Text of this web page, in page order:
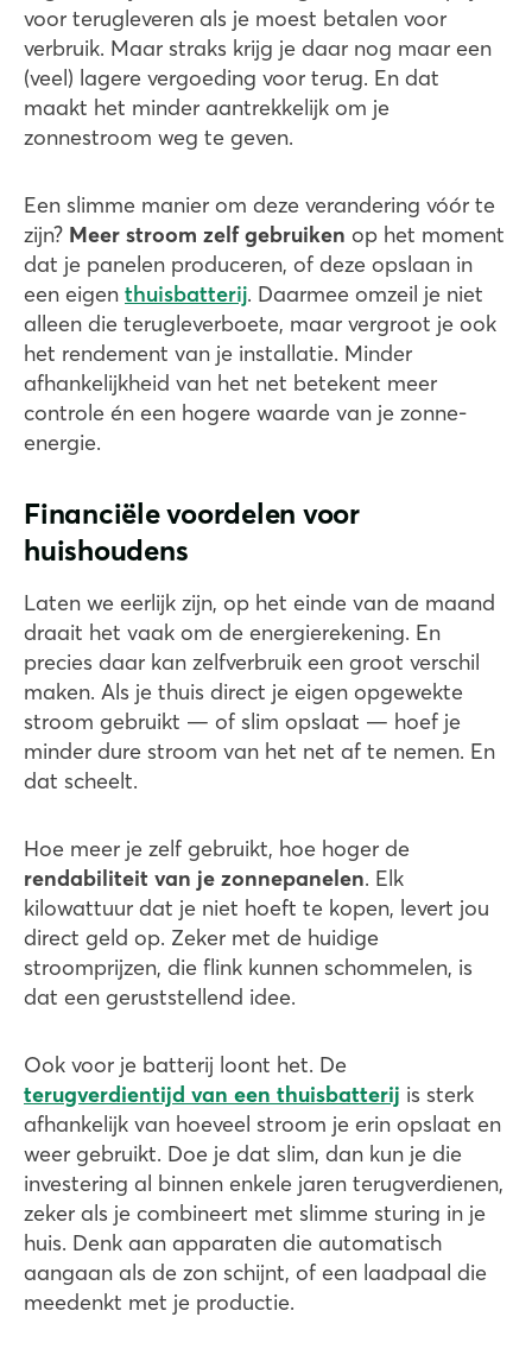
voor terugleveren als je moest betalen voor
verbruik. Maar straks krijg je daar nog maar een
(veel) lagere vergoeding voor terug. En dat
maakt het minder aantrekkelijk om je
zonnestroom weg te geven.
Een slimme manier om deze verandering vóór te
zijn? Meer stroom zelf gebruiken op het moment
dat je panelen produceren, of deze opslaan in
een eigen thuisbatterij. Daarmee omzeil je niet
alleen die terugleverboete, maar vergroot je ook
het rendement van je installatie. Minder
afhankelijkheid van het net betekent meer
controle én een hogere waarde van je zonne-
energie.
Financiële voordelen voor
huishoudens
Laten we eerlijk zijn, op het einde van de maand
draait het vaak om de energierekening. En
precies daar kan zelfverbruik een groot verschil
maken. Als je thuis direct je eigen opgewekte
stroom gebruikt — of slim opslaat — hoef je
minder dure stroom van het net af te nemen. En
dat scheelt.
Hoe meer je zelf gebruikt, hoe hoger de
rendabiliteit van je zonnepanelen. Elk
kilowattuur dat je niet hoeft te kopen, levert jou
direct geld op. Zeker met de huidige
stroomprijzen, die flink kunnen schommelen, is
dat een geruststellend idee.
Ook voor je batterij loont het. De
terugverdientijd van een thuisbatterij is sterk
afhankelijk van hoeveel stroom je erin opslaat en
weer gebruikt. Doe je dat slim, dan kun je die
investering al binnen enkele jaren terugverdienen,
zeker als je combineert met slimme sturing in je
huis. Denk aan apparaten die automatisch
aangaan als de zon schijnt, of een laadpaal die
meedenkt met je productie.